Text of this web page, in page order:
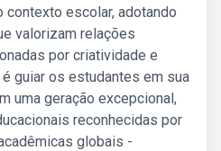
escolar, adotando
valorizam relações
por criatividade e
guiar os estudantes em sua
uma geração excepcional,
reconhecidas por
globais -